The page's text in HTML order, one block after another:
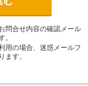
問合せ内容の確認メール
。
用の場合、迷惑メールフ
ます。